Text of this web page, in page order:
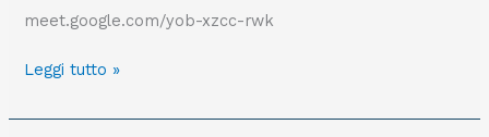
meet.google.com/yob-xzcc-rwk
19
ore
Ecco
Leggi tutto »